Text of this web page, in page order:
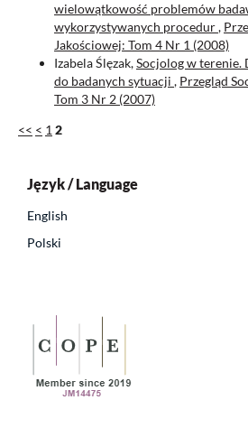
wielowątkowość problemów
wykorzystywanych procedur,
Jakościowej: Tom 4 Nr 1 (2008)
Izabela Ślęzak,Socjolog w terenie.
do badanych sytuacji , Przegląd
Tom 3 Nr 2 (2007)
<< < 12
Język / Language
English
Polski